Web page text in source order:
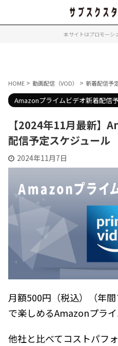
本サイトはプロモーシ
HOME > 動画配信（VOD） > 新着配信予
Amazonプライムビデオ新着配信
【2024年11月最新】
配信予定スケジュール
2024年11月7日
月額500円（税込）（年間
で楽しめるAmazonプライ
他社と比べてコストパフ